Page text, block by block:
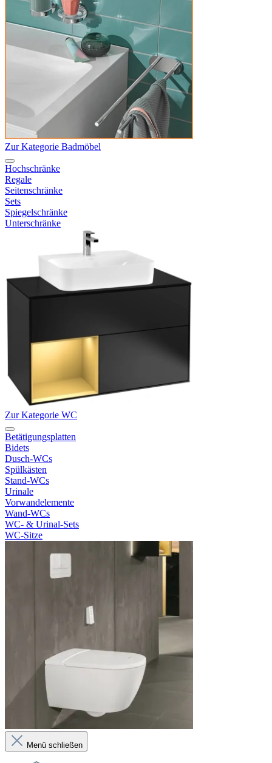
Zur Kategorie Badmöbel
Hochschränke
Regale
Seitenschränke
Sets
Spiegelschränke
Unterschränke
Zur Kategorie WC
Betätigungsplatten
Bidets
Dusch-WCs
Spülkästen
Stand-WCs
Urinale
Vorwandelemente
Wand-WCs
WC- & Urinal-Sets
WC-Sitze
Menü schließen